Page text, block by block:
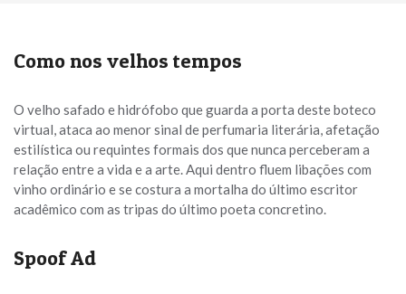
Como nos velhos tempos
O velho safado e hidrófobo que guarda a porta deste boteco
virtual, ataca ao menor sinal de perfumaria literária, afetação
estilística ou requintes formais dos que nunca perceberam a
relação entre a vida e a arte. Aqui dentro fluem libações com
vinho ordinário e se costura a mortalha do último escritor
acadêmico com as tripas do último poeta concretino.
Spoof Ad